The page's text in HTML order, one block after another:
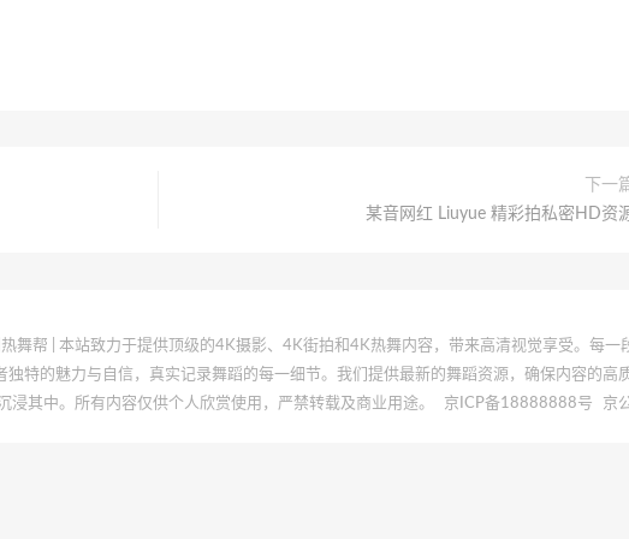
下一
某音网红 Liuyue 精彩拍私密HD资
舞帮 | 本站致力于提供顶级的4K摄影、4K街拍和4K热舞内容，带来高清视觉享受。每一
独特的魅力与自信，真实记录舞蹈的每一细节。我们提供最新的舞蹈资源，确保内容的高
浸其中。所有内容仅供个人欣赏使用，严禁转载及商业用途。
京ICP备18888888号 京